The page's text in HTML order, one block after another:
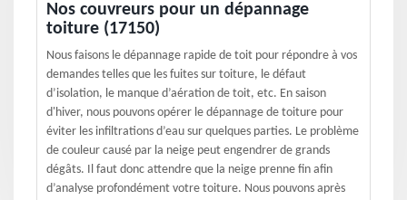
Nos couvreurs pour un dépannage
toiture (17150)
Nous faisons le dépannage rapide de toit pour répondre à vos
demandes telles que les fuites sur toiture, le défaut
d’isolation, le manque d’aération de toit, etc. En saison
d'hiver, nous pouvons opérer le dépannage de toiture pour
éviter les infiltrations d’eau sur quelques parties. Le problème
de couleur causé par la neige peut engendrer de grands
dégâts. Il faut donc attendre que la neige prenne fin afin
d’analyse profondément votre toiture. Nous pouvons après